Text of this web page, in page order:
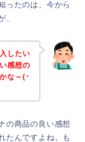
ったのは、今から
、
したい
感想の
な～(･
の商品の良い感想
たんですよね。も